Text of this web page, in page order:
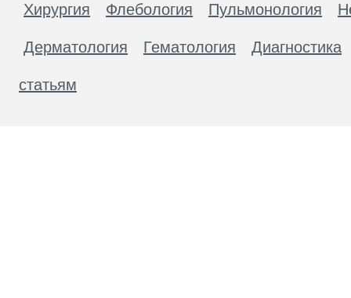
Хирургия Флебология Пульмонология
Дерматология Гематология Диагностика
статьям